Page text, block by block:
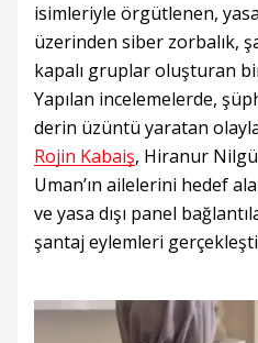
isimleriyle örgütlenen,
üzerinden siber zorbalık,
kapalı gruplar oluşturan
Yapılan incelemelerde,
derin üzüntü yaratan
Rojin Kabaiş, Hiranur
Uman’ın ailelerini hedef
ve yasa dışı panel
şantaj eylemleri